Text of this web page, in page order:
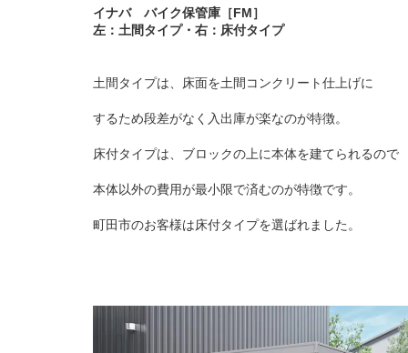
イナバ バイク保管庫［FM］
左：土間タイプ・右：床付タイプ
土間タイプは、床面を土間コンクリート仕上げに
するため段差がなく入出庫が楽なのが特徴。
床付タイプは、ブロックの上に本体を建てられるので
本体以外の費用が最小限で済むのが特徴です。
町田市のお客様は床付タイプを選ばれました。